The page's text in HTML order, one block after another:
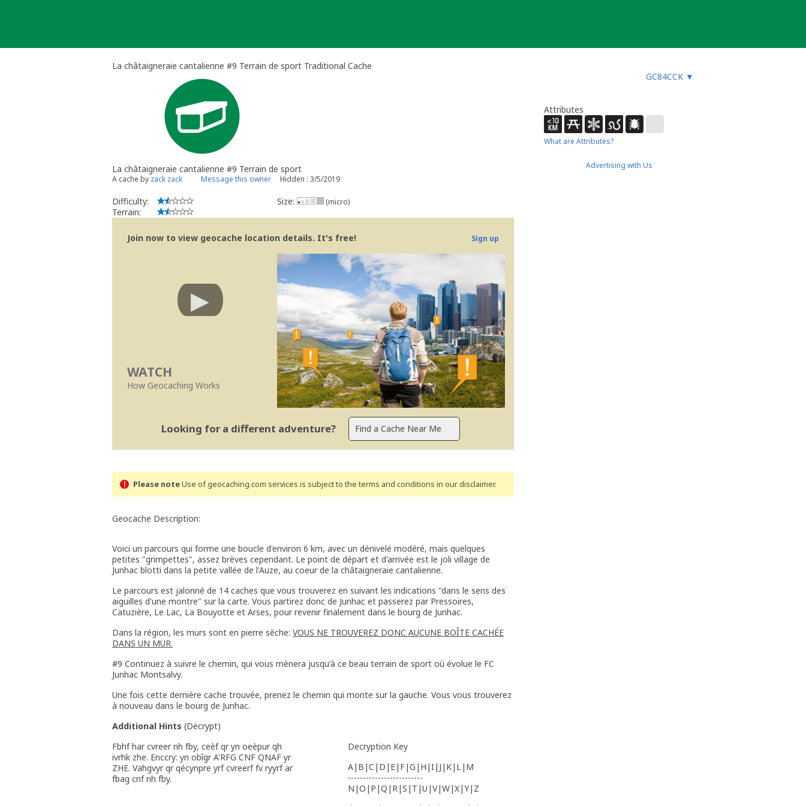
La châtaigneraie cantalienne #9 Terrain de sport Traditional Cache
GC84CCK ▼
La châtaigneraie cantalienne #9 Terrain de sport
A cache by zack zack Message this owner Hidden : 3/5/2019
Difficulty:
Terrain:
Size: (micro)
Join now to view geocache location details. It's free! Sign up
WATCH
How Geocaching Works
Looking for a different adventure?
Please noteUse of geocaching.com services is subject to the terms and conditions in our disclaimer.
Geocache Description:
Voici un parcours qui forme une boucle d'environ 6 km, avec un dénivelé modéré, mais quelques
petites "grimpettes", assez brèves cependant. Le point de départ et d'arrivée est le joli village de
Junhac blotti dans la petite vallée de l'Auze, au coeur de la châtaigneraie cantalienne.
Le parcours est jalonné de 14 caches que vous trouverez en suivant les indications "dans le sens des
aiguilles d'une montre" sur la carte. Vous partirez donc de Junhac et passerez par Pressoires,
Catuzière, Le Lac, La Bouyotte et Arses, pour revenir finalement dans le bourg de Junhac.
Dans la région, les murs sont en pierre sèche: VOUS NE TROUVEREZ DONC AUCUNE BOÎTE CACHÉE
DANS UN MUR.
#9 Continuez à suivre le chemin, qui vous mènera jusqu'à ce beau terrain de sport où évolue le FC
Junhac Montsalvy.
Une fois cette dernière cache trouvée, prenez le chemin qui monte sur la gauche. Vous vous trouverez
à nouveau dans le bourg de Junhac.
Additional Hints (Decrypt)
Fbhf har cvreer nh fby, ceèf qr yn oeèpur qh
ivrhk zhe. Enccry: yn obîgr A'RFG CNF QNAF yr
ZHE. Vahgvyr qr qécynpre yrf cvreerf fv ryyrf ar
fbag cnf nh fby.
Decryption Key
A|B|C|D|E|F|G|H|I|J|K|L|M
-------------------------
N|O|P|Q|R|S|T|U|V|W|X|Y|Z
Attributes
What are Attributes?
Advertising with Us